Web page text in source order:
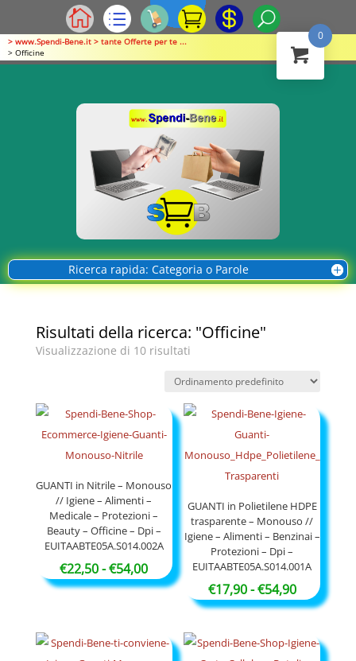
> www.Spendi-Bene.it > tante Offerte per te ...
> Officine
Ricerca rapida: Categoria o Parole
Risultati della ricerca: "Officine"
Visualizzazione di 10 risultati
GUANTI in Nitrile – Monouso
// Igiene – Alimenti –
Medicale – Protezioni –
Beauty – Officine – Dpi –
EUITAABTE05A.S014.002A
€22,50-€54,00Fascia
di
€22,50
GUANTI in Polietilene HDPE
trasparente – Monouso //
Igiene – Alimenti – Benzinai –
Protezioni – Dpi –
EUITAABTE05A.S014.001A
€17,90-€54,90Fascia
di
da
0